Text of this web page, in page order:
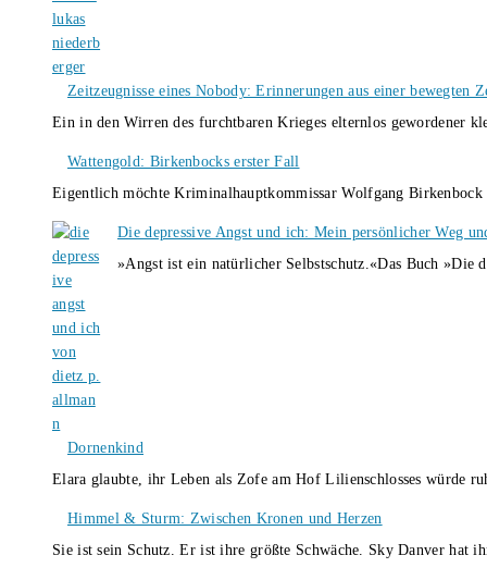
Zeitzeugnisse eines Nobody: Erinnerungen aus einer bewegten
Ein in den Wirren des furchtbaren Krieges elternlos gewordener
Wattengold: Birkenbocks erster Fall
Eigentlich möchte Kriminalhauptkommissar Wolfgang
Die depressive Angst und ich: Mein persönlicher Weg
»Angst ist ein natürlicher Selbstschutz.«Das Buch
Dornenkind
Elara glaubte, ihr Leben als Zofe am Hof Lilienschlosses würde
Himmel & Sturm: Zwischen Kronen und Herzen
Sie ist sein Schutz. Er ist ihre größte Schwäche. Sky Danver